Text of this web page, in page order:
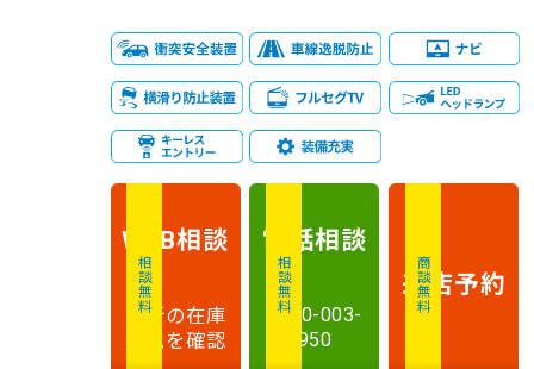
相談無料
WEB相談
最新の在庫
状況を確認
相談無料
電話相談
0120-003-
950
商談無料
来店予約